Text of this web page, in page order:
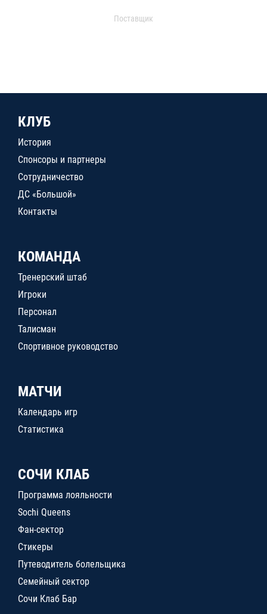
Поставщик
КЛУБ
История
Спонсоры и партнеры
Сотрудничество
ДС «Большой»
Контакты
КОМАНДА
Тренерский штаб
Игроки
Персонал
Талисман
Спортивное руководство
МАТЧИ
Календарь игр
Статистика
СОЧИ КЛАБ
Программа лояльности
Sochi Queens
Фан-сектор
Стикеры
Путеводитель болельщика
Семейный сектор
Сочи Клаб Бар